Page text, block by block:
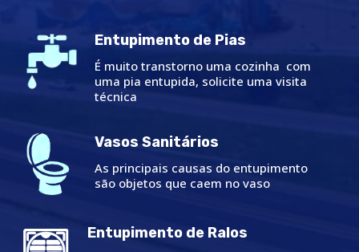
Entupimento de Pias
É muito transtorno uma cozinha com
uma pia entupida, solicite uma visita
técnica
Vasos Sanitários
As principais causas do entupimento
são objetos que caem no vaso
Entupimento de Ralos